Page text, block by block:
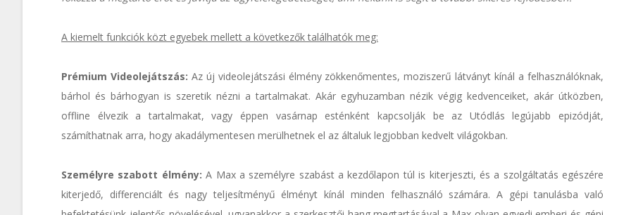
A kiemelt funkciók közt egyebek mellett a következők találhatók meg:
Prémium Videolejátszás: Az új videolejátszási élmény zökkenőmentes, moziszerű látványt kínál a felhasználóknak,
bárhol és bárhogyan is szeretik nézni a tartalmakat. Akár egyhuzamban nézik végig kedvenceiket, akár útközben,
offline élvezik a tartalmakat, vagy éppen vasárnap esténként kapcsolják be az Utódlás legújabb epizódját,
számíthatnak arra, hogy akadálymentesen merülhetnek el az általuk legjobban kedvelt világokban.
Személyre szabott élmény: A Max a személyre szabást a kezdőlapon túl is kiterjeszti, és a szolgáltatás egészére
kiterjedő, differenciált és nagy teljesítményű élményt kínál minden felhasználó számára. A gépi tanulásba való